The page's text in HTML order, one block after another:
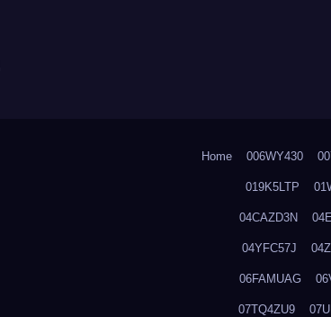
Home 006WY430
019K5LTP
04CAZD3N
04YFC57J
06FAMUAG
07TQ4ZU9